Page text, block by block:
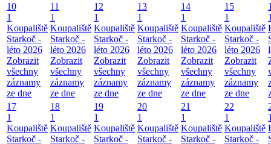
10
1
Koupaliště
Starkoč -
léto 2026
Zobrazit
všechny
záznamy
ze dne
11
1
Koupaliště
Starkoč -
léto 2026
Zobrazit
všechny
záznamy
ze dne
12
1
Koupaliště
Starkoč -
léto 2026
Zobrazit
všechny
záznamy
ze dne
13
1
Koupaliště
Starkoč -
léto 2026
Zobrazit
všechny
záznamy
ze dne
14
1
Koupaliště
Starkoč -
léto 2026
Zobrazit
všechny
záznamy
ze dne
15
1
Koupaliště
Starkoč -
léto 2026
Zobrazit
všechny
záznamy
ze dne
17
1
Koupaliště
Starkoč -
18
1
Koupaliště
Starkoč -
19
1
Koupaliště
Starkoč -
20
1
Koupaliště
Starkoč -
21
1
Koupaliště
Starkoč -
22
1
Koupaliště
Starkoč -